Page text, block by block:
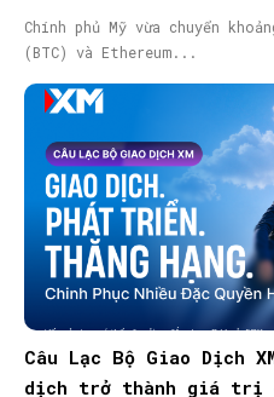
Chính phủ Mỹ vừa chuyển
(BTC) và Ethereum...
Câu Lạc Bộ Giao Dịch
dịch trở thành giá trị